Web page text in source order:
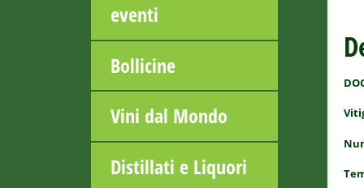
eventi
Bollicine
Vini dal Mondo
Distillati e Liquori